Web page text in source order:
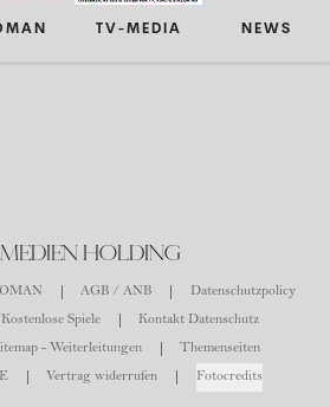
TV-MEDIA NEWS
HOLDING
AGB / ANB
Datenschutzpolicy
Kostenlose Spiele
Kontakt Datenschutz
- Weiterleitungen
Themenseiten
Vertrag widerrufen Fotocredits